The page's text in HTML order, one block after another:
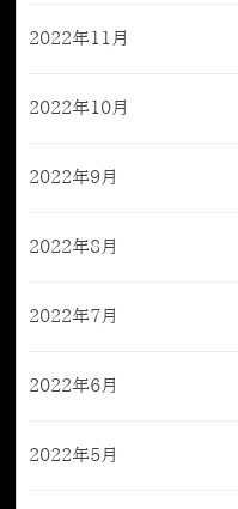
2022年11月
2022年10月
2022年9月
2022年8月
2022年7月
2022年6月
2022年5月